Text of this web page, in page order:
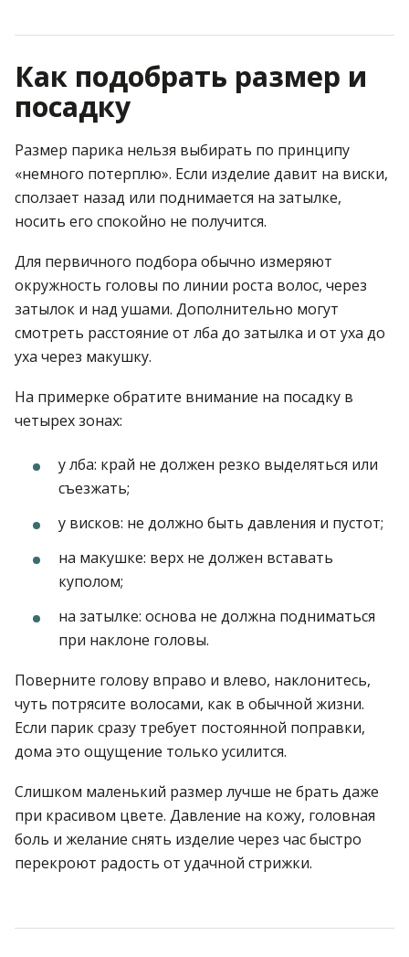
Как подобрать размер и
посадку
Размер парика нельзя выбирать по принципу
«немного потерплю». Если изделие давит на виски,
сползает назад или поднимается на затылке,
носить его спокойно не получится.
Для первичного подбора обычно измеряют
окружность головы по линии роста волос, через
затылок и над ушами. Дополнительно могут
смотреть расстояние от лба до затылка и от уха до
уха через макушку.
На примерке обратите внимание на посадку в
четырех зонах:
у лба: край не должен резко выделяться или
съезжать;
у висков: не должно быть давления и пустот;
на макушке: верх не должен вставать
куполом;
на затылке: основа не должна подниматься
при наклоне головы.
Поверните голову вправо и влево, наклонитесь,
чуть потрясите волосами, как в обычной жизни.
Если парик сразу требует постоянной поправки,
дома это ощущение только усилится.
Слишком маленький размер лучше не брать даже
при красивом цвете. Давление на кожу, головная
боль и желание снять изделие через час быстро
перекроют радость от удачной стрижки.